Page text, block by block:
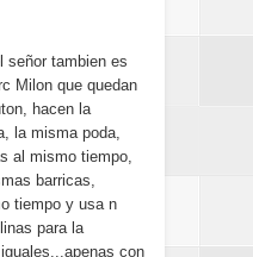
señor tambien es
Milon que quedan
hacen la
la misma poda,
al mismo tiempo,
barricas,
tiempo y usa n
para la
con